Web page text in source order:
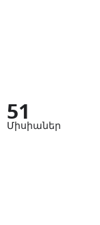
51
Միսիաներ